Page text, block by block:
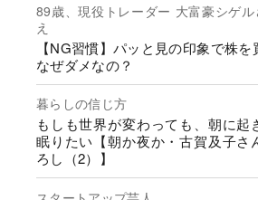
89歳、現役トレーダー 大富豪シゲル
え
【NG習慣】パッと見の印象で株を
なぜダメなの？
暮らしの信じ方
もしも世界が変わっても、朝に起
眠りたい【朝か夜か・古賀及子さ
ろし（2）】